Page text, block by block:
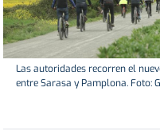
Las autoridades recorren el
entre Sarasa y Pamplona. Foto: